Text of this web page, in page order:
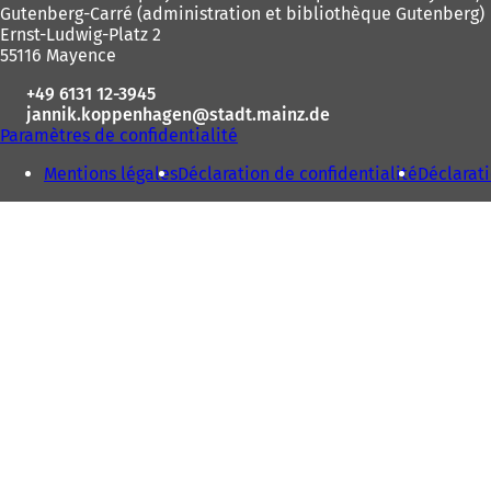
page
Gutenberg-Carré (administration et bibliothèque Gutenberg)
Ernst-Ludwig-Platz 2
55116 Mayence
+49 6131 12-3945
jannik.koppenhagen
stadt.mainz de
Paramètres de confidentialité
Mentions légalesDéclaration de confidentialité